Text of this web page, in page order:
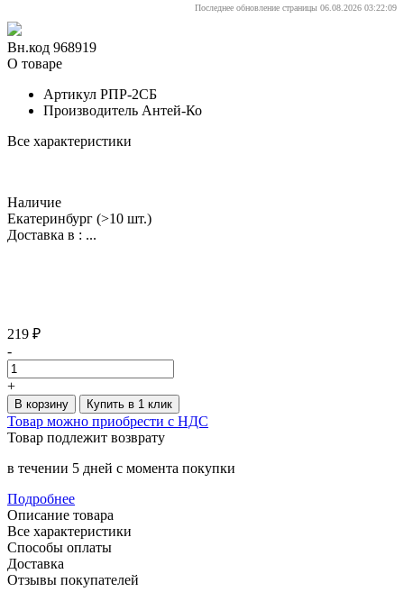
Последнее обновление страницы 06.08.2026 03:22:09
Вн.код 968919
О товаре
Артикул РПР-2СБ
Производитель Антей-Ко
Все характеристики
Наличие
Екатеринбург (>10 шт.)
Доставка в : ...
219 ₽
-
+
В корзину Купить в 1 клик
Товар можно приобрести с НДС
Товар подлежит возврату
в течении 5 дней с момента покупки
Подробнее
Описание товара
Все характеристики
Способы оплаты
Доставка
Отзывы покупателей